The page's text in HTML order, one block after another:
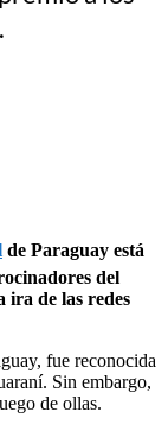
de Paraguay está
del
ira de las redes
fue reconocida
Sin embargo,
de ollas.